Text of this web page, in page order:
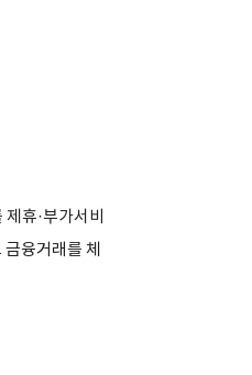
휴·부가서비
융거래를 체